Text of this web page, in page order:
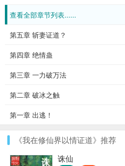
查看全部章节列表......
第五章 斩妻证道？
第四章 绝情蛊
第三章 一力破万法
第二章 破冰之触
第一章 出逃！
《我在修仙界以情证道》推荐
诛仙